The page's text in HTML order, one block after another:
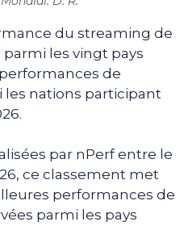
du streaming de
parmi les vingt pays
de
nations participant
par nPerf entre le
ce classement met
performances de
parmi les pays